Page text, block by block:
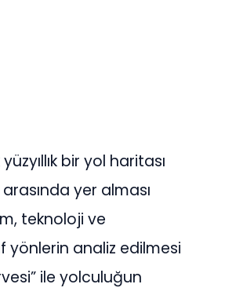
bir yol haritası
yer alması
teknoloji ve
yönlerin analiz edilmesi
ile yolculuğun